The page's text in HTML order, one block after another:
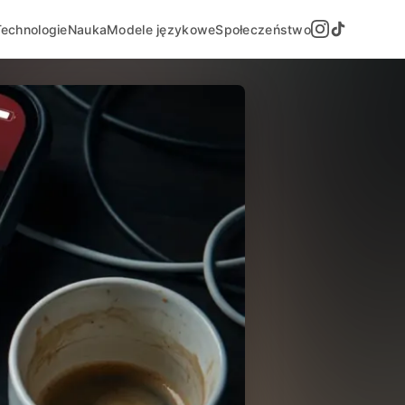
NaukaModele językoweSpołeczeństwo